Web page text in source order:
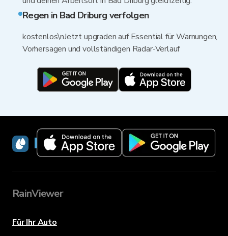
Regen in Bad Driburg verfolgen
kostenlos\nJetzt upgraden auf Essential für Warnungen,
Vorhersagen und vollständigen Radar-Verlauf
RainViewer
RainViewer
Für Ihr Auto